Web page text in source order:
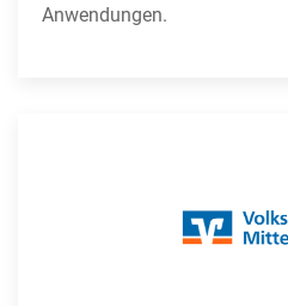
Anwendungen.